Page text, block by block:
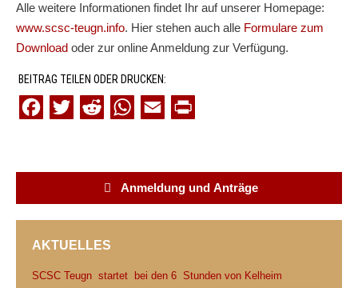
Alle weitere Informationen findet Ihr auf unserer Homepage:
www.scsc-teugn.info. Hier stehen auch alle Formulare zum
Download oder zur online Anmeldung zur Verfügung.
BEITRAG TEILEN ODER DRUCKEN:
b
o
k
t
r
i
W
s
p
l
t
Anmeldung und Anträge
AKTUELLES
SCSC Teugn startet bei den 6 Stunden von Kelheim